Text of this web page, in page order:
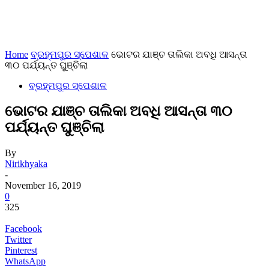
Home ବ୍ରହ୍ମପୁର ସ୍ପେଶାଳ ଭୋଟର ଯାଞ୍ଚ ତାଲିକା ଅବଧି ଆସନ୍ତା
୩୦ ପର୍ଯ୍ୟନ୍ତ ଘୁଞ୍ଚିଲା
ବ୍ରହ୍ମପୁର ସ୍ପେଶାଳ
ଭୋଟର ଯାଞ୍ଚ ତାଲିକା ଅବଧି ଆସନ୍ତା ୩୦
ପର୍ଯ୍ୟନ୍ତ ଘୁଞ୍ଚିଲା
By
Nirikhyaka
-
November 16, 2019
0
325
Facebook
Twitter
Pinterest
WhatsApp